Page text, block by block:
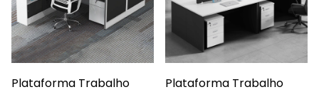
Plataforma Trabalho
Plataforma Trabalho